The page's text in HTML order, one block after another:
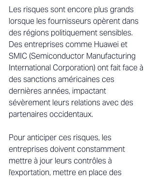
Les risques sont encore plus grands
lorsque les fournisseurs opèrent dans
des régions politiquement sensibles.
Des entreprises comme Huawei et
SMIC (Semiconductor Manufacturing
International Corporation) ont fait face à
des sanctions américaines ces
dernières années, impactant
sévèrement leurs relations avec des
partenaires occidentaux.
Pour anticiper ces risques, les
entreprises doivent constamment
mettre à jour leurs contrôles à
l'exportation, mettre en place des